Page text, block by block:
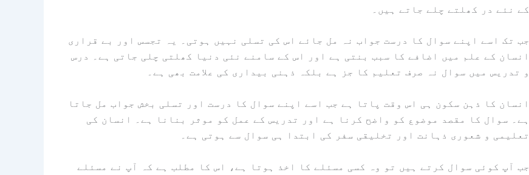
کے نئے در کھلتے چلے جاتے ہیں۔
جب تک اسے اپنے سوال کا درست جواب نہ مل جائے اس کی تسلی نہیں ہوتی۔ یہ تجسس اور بے قراری
انسان کے علم میں اضافے کا سبب بنتی ہے اور اس کے سامنے نئی دنیا کھلتی چلی جاتی ہے۔ درس
و تدریس میں سوال نہ صرف تعلیم کا جز ہے بلکہ ذہنی بیداری کی علامت بھی ہے۔
انسان کا ذہن سکون ہی اس وقت پاتا ہے جب اسے اپنے سوال کا درست اور تسلی بخش جواب مل جاتا
ہے۔ سوال کا مقصد موضوع کو واضح کرنا ہے اور تدریس کے عمل کو موثر بنانا ہے۔ انسان کی
تعلیمی و شعوری ذہانت اور تخلیقی سفر کی ابتدا ہی سوال سے ہوتی ہے۔
جب آپ کوئی سوال کرتے ہیں تو وہ کسی مسئلے کا اخذ ہوتا ہے، اس کا مطلب ہے کہ آپ نے مسئلے